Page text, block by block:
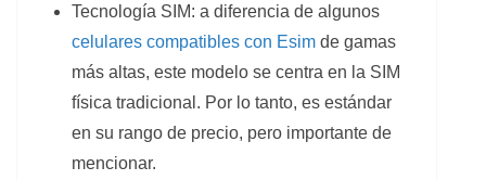
Tecnología SIM: a diferencia de algunos
celulares compatibles con Esim de gamas
más altas, este modelo se centra en la SIM
física tradicional. Por lo tanto, es estándar
en su rango de precio, pero importante de
mencionar.